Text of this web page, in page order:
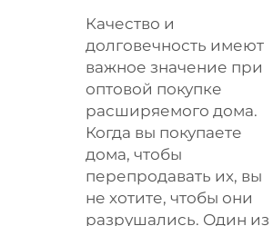
Качество и
долговечность имеют
важное значение при
оптовой покупке
расширяемого дома.
Когда вы покупаете
дома, чтобы
перепродавать их, вы
не хотите, чтобы они
разрушались. Один из